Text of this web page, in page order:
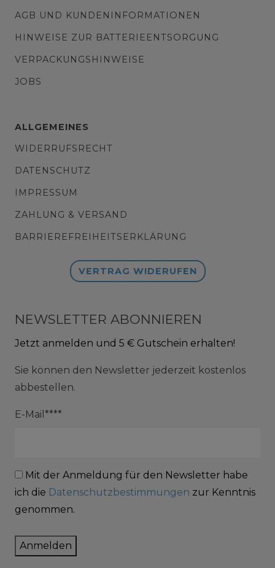
AGB UND KUNDENINFORMATIONEN
HINWEISE ZUR BATTERIEENTSORGUNG
VERPACKUNGSHINWEISE
JOBS
ALLGEMEINES
WIDERRUFSRECHT
DATENSCHUTZ
IMPRESSUM
ZAHLUNG & VERSAND
BARRIEREFREIHEITSERKLÄRUNG
VERTRAG WIDERUFEN
NEWSLETTER ABONNIEREN
Jetzt anmelden und 5 € Gutschein erhalten!
Sie können den Newsletter jederzeit kostenlos
abbestellen.
E-Mail****
Mit der Anmeldung für den Newsletter habe
ich die Datenschutzbestimmungen zur Kenntnis
genommen.
Anmelden